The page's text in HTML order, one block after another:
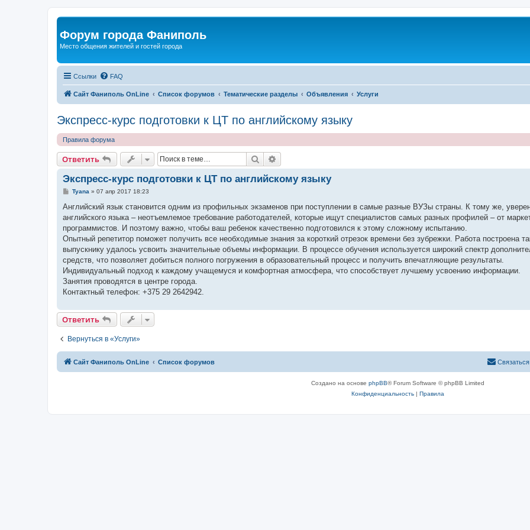
Форум города Фаниполь
Место общения жителей и гостей города
Ссылки FAQ
Сайт Фаниполь OnLine Список форумов Тематические разделы Объявления Услуги
Экспресс-курс подготовки к ЦТ по английскому языку
Правила форума
Ответить Поиск
Экспресс-курс подготовки к ЦТ по английскому языку
С
о
щ
е
и
е
Tyana » 07 апр 2017 18:23
Английский язык становится одним из профильных экзаменов при поступлении в самые разные ВУЗы страны. К тому же,
английского языка – неотъемлемое требование работодателей, которые ищут специалистов самых разных профилей – от
программистов. И поэтому важно, чтобы ваш ребенок качественно подготовился к этому сложному испытанию.
Опытный репетитор поможет получить все необходимые знания за короткий отрезок времени без зубрежки. Работа построена
выпускнику удалось усвоить значительные объемы информации. В процессе обучения используется широкий спектр
средств, что позволяет добиться полного погружения в образовательный процесс и получить впечатляющие результаты.
Индивидуальный подход к каждому учащемуся и комфортная атмосфера, что способствует лучшему усвоению информации.
Занятия проводятся в центре города.
Контактный телефон: +375 29 2642942.
Ответить
Вернуться в «Услуги»
Сайт Фаниполь OnLine Список форумов
Создано на основе phpBB® Forum Software © phpBB Limited
Конфиденциальность| Правила